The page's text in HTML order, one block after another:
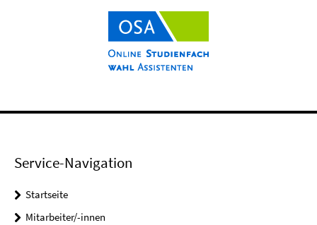
Service-Navigation
Startseite
Mitarbeiter/-innen